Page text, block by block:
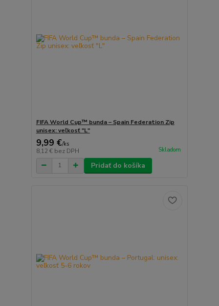
FIFA World Cup™ bunda – Spain Federation Zip
unisex: veľkosť "L"
9,99 €/ks
8,12 € bez DPH Skladom
Pridať do košíka